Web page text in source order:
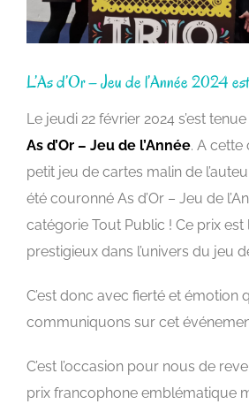
L’As d’Or – Jeu de l’Année 2024
Le jeudi 22 février 2024 s’est tenue
As d’Or – Jeu de l’Année. A cette
petit jeu de cartes malin de
été couronné As d’Or – Jeu de
catégorie Tout Public ! Ce prix est
prestigieux dans l’univers du jeu
C’est donc avec fierté et émotion
communiquons sur cet
C’est l’occasion pour nous de
prix francophone emblématique